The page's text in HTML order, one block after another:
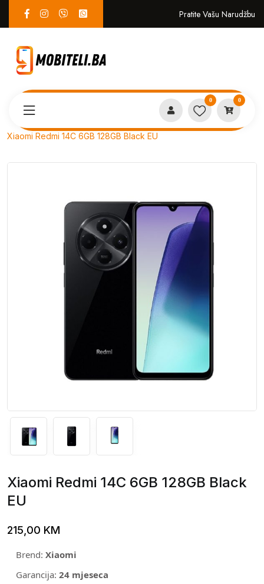
Pratite Vašu Narudžbu
0 0
Xiaomi Redmi 14C 6GB 128GB Black EU
Xiaomi Redmi 14C 6GB 128GB Black
EU
215,00 KM
Brend: Xiaomi
Garancija: 24 mjeseca